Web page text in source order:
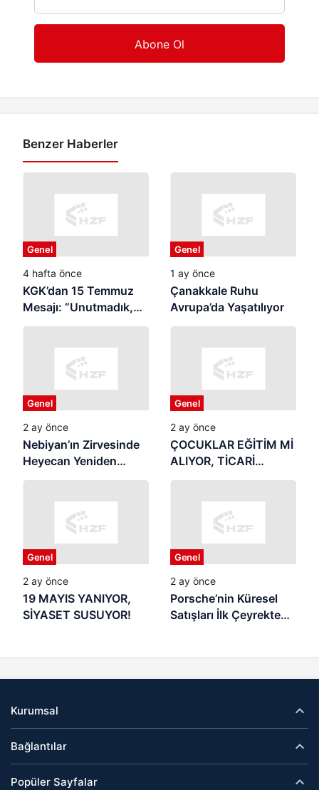
Benzer Haberler
Genel
4 hafta önce
KGK’dan 15 Temmuz
Mesajı: “Unutmadık,
Unutturmayacağız”
Genel
1 ay önce
Çanakkale Ruhu
Avrupa’da Yaşatılıyor
Genel
2 ay önce
Nebiyan’ın Zirvesinde
Heyecan Yeniden
Başlıyor
Genel
2 ay önce
ÇOCUKLAR EĞİTİM Mİ
ALIYOR, TİCARİ
REKLAMIN
OLUYOR? Yaz Tatili
Başladı: Samsun’da
Veliler Endişeli,
Denetim Nerede?
Genel
2 ay önce
19 MAYIS YANIYOR,
SİYASET SUSUYOR!
Genel
2 ay önce
Porsche’nin Küresel
Satışları İlk Çeyrekte
Kurumsal
Bağlantılar
Popüler Sayfalar